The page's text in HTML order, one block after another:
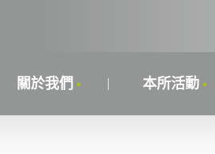
關於我們 本所活動